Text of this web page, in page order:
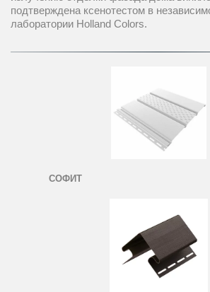
подтверждена ксенотестом в
лаборатории Holland Colors.
СОФИТ